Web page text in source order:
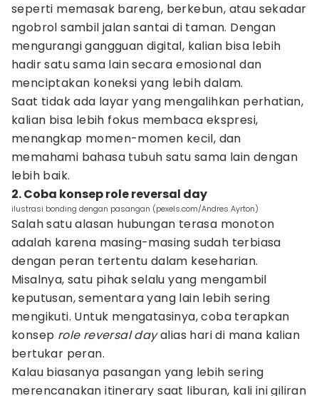
seperti memasak bareng, berkebun, atau sekadar
ngobrol sambil jalan santai di taman. Dengan
mengurangi gangguan digital, kalian bisa lebih
hadir satu sama lain secara emosional dan
menciptakan koneksi yang lebih dalam.
Saat tidak ada layar yang mengalihkan perhatian,
kalian bisa lebih fokus membaca ekspresi,
menangkap momen-momen kecil, dan
memahami bahasa tubuh satu sama lain dengan
lebih baik.
2. Coba konsep role reversal day
ilustrasi bonding dengan pasangan (pexels.com/Andres Ayrton)
Salah satu alasan hubungan terasa monoton
adalah karena masing-masing sudah terbiasa
dengan peran tertentu dalam keseharian.
Misalnya, satu pihak selalu yang mengambil
keputusan, sementara yang lain lebih sering
mengikuti. Untuk mengatasinya, coba terapkan
konsep role reversal dayalias hari di mana kalian
bertukar peran.
Kalau biasanya pasangan yang lebih sering
merencanakan itinerary saat liburan, kali ini giliran